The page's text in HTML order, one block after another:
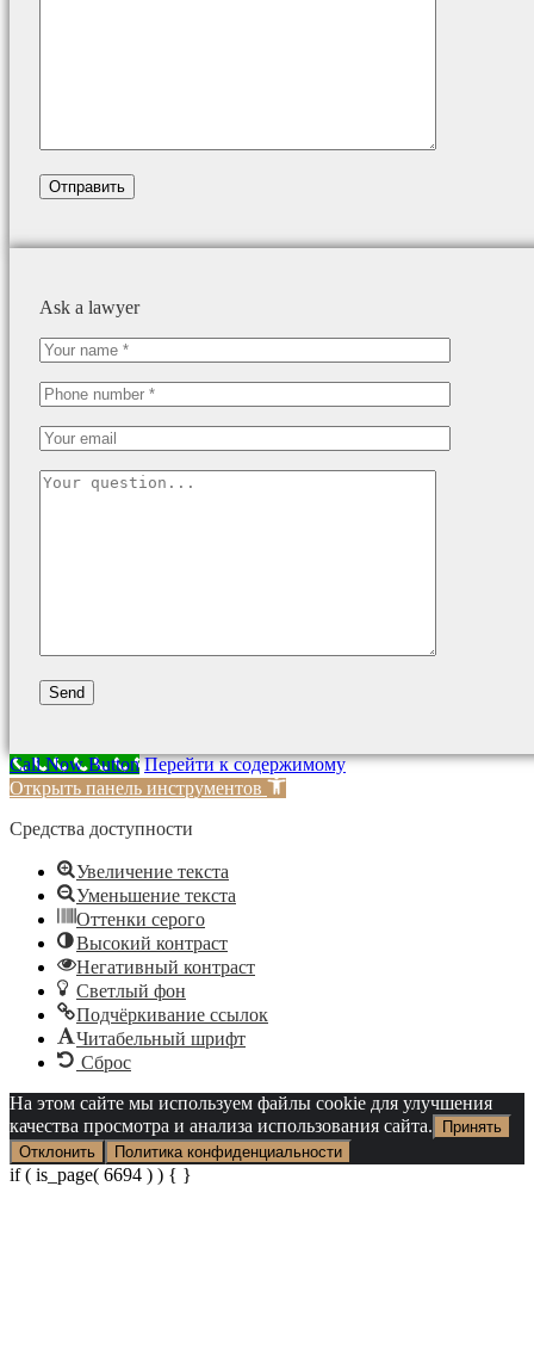
Ask a lawyer
Call Now Button Перейти к содержимому
Открыть панель инструментов
Средства доступности
Увеличение текста
Уменьшение текста
Оттенки серого
Высокий контраст
Негативный контраст
Светлый фон
Подчёркивание ссылок
Читабельный шрифт
Сброс
На этом сайте мы используем файлы cookie для улучшения
качества просмотра и анализа использования сайта.
Принять
Отклонить
Политика конфиденциальности
if ( is_page( 6694 ) ) { }